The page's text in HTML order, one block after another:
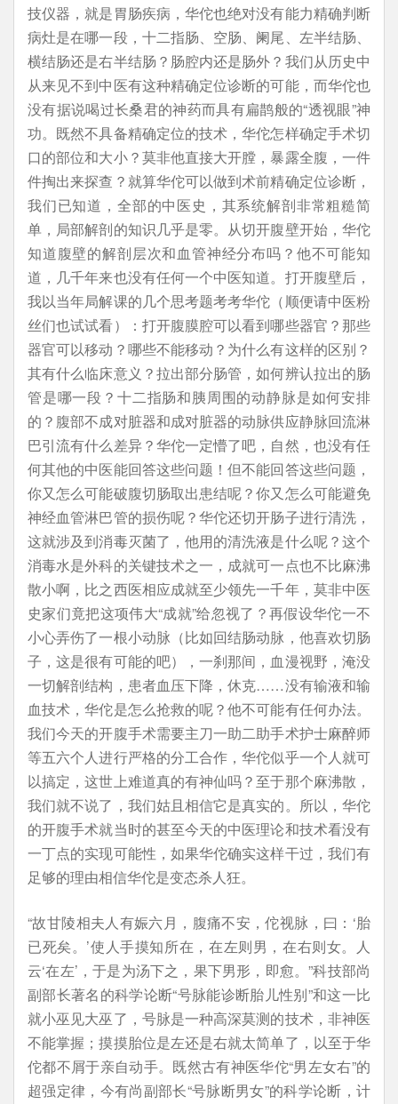
技仪器，就是胃肠疾病，华佗也绝对没有能力精确判断
病灶是在哪一段，十二指肠、空肠、阑尾、左半结肠、
横结肠还是右半结肠？肠腔内还是肠外？我们从历史中
从来见不到中医有这种精确定位诊断的可能，而华佗也
没有据说喝过长桑君的神药而具有扁鹊般的“透视眼”神
功。既然不具备精确定位的技术，华佗怎样确定手术切
口的部位和大小？莫非他直接大开膛，暴露全腹，一件
件掏出来探查？就算华佗可以做到术前精确定位诊断，
我们已知道，全部的中医史，其系统解剖非常粗糙简
单，局部解剖的知识几乎是零。从切开腹壁开始，华佗
知道腹壁的解剖层次和血管神经分布吗？他不可能知
道，几千年来也没有任何一个中医知道。打开腹壁后，
我以当年局解课的几个思考题考考华佗（顺便请中医粉
丝们也试试看）：打开腹膜腔可以看到哪些器官？那些
器官可以移动？哪些不能移动？为什么有这样的区别？
其有什么临床意义？拉出部分肠管，如何辨认拉出的肠
管是哪一段？十二指肠和胰周围的动静脉是如何安排
的？腹部不成对脏器和成对脏器的动脉供应静脉回流淋
巴引流有什么差异？华佗一定懵了吧，自然，也没有任
何其他的中医能回答这些问题！但不能回答这些问题，
你又怎么可能破腹切肠取出患结呢？你又怎么可能避免
神经血管淋巴管的损伤呢？华佗还切开肠子进行清洗，
这就涉及到消毒灭菌了，他用的清洗液是什么呢？这个
消毒水是外科的关键技术之一，成就可一点也不比麻沸
散小啊，比之西医相应成就至少领先一千年，莫非中医
史家们竟把这项伟大“成就”给忽视了？再假设华佗一不
小心弄伤了一根小动脉（比如回结肠动脉，他喜欢切肠
子，这是很有可能的吧），一刹那间，血漫视野，淹没
一切解剖结构，患者血压下降，休克……没有输液和输
血技术，华佗是怎么抢救的呢？他不可能有任何办法。
我们今天的开腹手术需要主刀一助二助手术护士麻醉师
等五六个人进行严格的分工合作，华佗似乎一个人就可
以搞定，这世上难道真的有神仙吗？至于那个麻沸散，
我们就不说了，我们姑且相信它是真实的。所以，华佗
的开腹手术就当时的甚至今天的中医理论和技术看没有
一丁点的实现可能性，如果华佗确实这样干过，我们有
足够的理由相信华佗是变态杀人狂。
“故甘陵相夫人有娠六月，腹痛不安，佗视脉，曰：‘胎
已死矣。’使人手摸知所在，在左则男，在右则女。人
云‘在左’，于是为汤下之，果下男形，即愈。”科技部尚
副部长著名的科学论断“号脉能诊断胎儿性别”和这一比
就小巫见大巫了，号脉是一种高深莫测的技术，非神医
不能掌握；摸摸胎位是左还是右就太简单了，以至于华
佗都不屑于亲自动手。既然古有神医华佗“男左女右”的
超强定律，今有尚副部长“号脉断男女”的科学论断，计